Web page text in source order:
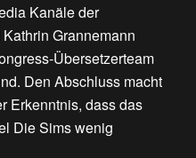
Kanäle der
Grannemann
Übersetzerteam
Den Abschluss macht
Erkenntnis, dass das
Die Sims wenig